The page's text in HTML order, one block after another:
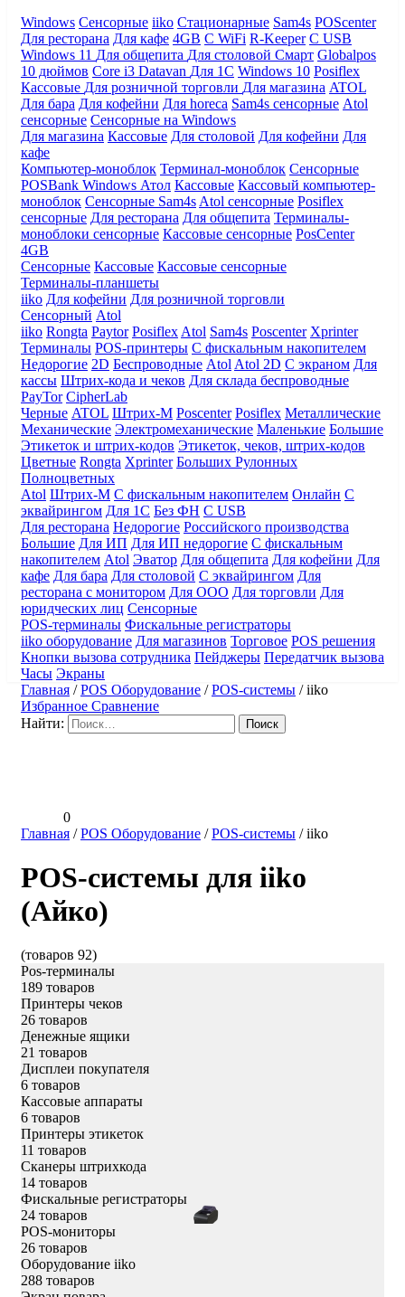
Windows Сенсорные iiko Стационарные Sam4s POScenter
Для ресторана Для кафе 4GB С WiFi R-Keeper С USB
Windows 11 Для общепита Для столовой Смарт Globalpos
10 дюймов Core i3 Datavan Для 1С Windows 10 Posiflex
Кассовые Для розничной торговли Для магазина ATOL
Для бара Для кофейни Для horeca Sam4s сенсорные Atol
сенсорные Сенсорные на Windows
Для магазина Кассовые Для столовой Для кофейни Для
кафе
Компьютер-моноблок Терминал-моноблок Сенсорные
POSBank Windows Атол Кассовые Кассовый компьютер-
моноблок Сенсорные Sam4s Atol сенсорные Posiflex
сенсорные Для ресторана Для общепита Терминалы-
моноблоки сенсорные Кассовые сенсорные PosCenter
4GB
Сенсорные Кассовые Кассовые сенсорные
Терминалы-планшеты
iiko Для кофейни Для розничной торговли
Сенсорный Atol
iiko Rongta Paytor Posiflex Atol Sam4s Poscenter Xprinter
Терминалы POS-принтеры С фискальным накопителем
Недорогие 2D Беспроводные Atol Atol 2D С экраном Для
кассы Штрих-кода и чеков Для склада беспроводные
PayTor CipherLab
Черные ATOL Штрих-М Poscenter Posiflex Металлические
Механические Электромеханические Маленькие Большие
Этикеток и штрих-кодов Этикеток, чеков, штрих-кодов
Цветные Rongta Xprinter Больших Рулонных
Полноцветных
Atol Штрих-М С фискальным накопителем Онлайн С
эквайрингом Для 1С Без ФН С USB
Для ресторана Недорогие Российского производства
Большие Для ИП Для ИП недорогие С фискальным
накопителем Atol Эватор Для общепита Для кофейни Для
кафе Для бара Для столовой С эквайрингом Для
ресторана с монитором Для ООО Для торговли Для
юридческих лиц Сенсорные
POS-терминалы Фискальные регистраторы
iiko оборудование Для магазинов Торговое POS решения
Кнопки вызова сотрудника Пейджеры Передатчик вызова
Часы Экраны
Главная /POS Оборудование /POS-системы /iiko
Избранное Сравнение
Найти:
0
Главная /POS Оборудование /POS-системы /iiko
POS-системы для iiko
(Айко)
(товаров 92)
Pos-терминалы
189 товаров
Принтеры чеков
26 товаров
Денежные ящики
21 товаров
Дисплеи покупателя
6 товаров
Кассовые аппараты
6 товаров
Принтеры этикеток
11 товаров
Сканеры штрихкода
14 товаров
Фискальные регистраторы
24 товаров
POS-мониторы
26 товаров
Оборудование iiko
288 товаров